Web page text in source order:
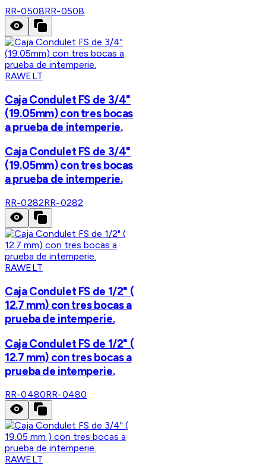
RR-0508RR-0508
RAWELT
Caja Condulet FS de 3/4"
(19.05mm) con tres bocas
a prueba de intemperie.
Caja Condulet FS de 3/4"
(19.05mm) con tres bocas
a prueba de intemperie.
RR-0282RR-0282
RAWELT
Caja Condulet FS de 1/2" (
12.7 mm) con tres bocas a
prueba de intemperie.
Caja Condulet FS de 1/2" (
12.7 mm) con tres bocas a
prueba de intemperie.
RR-0480RR-0480
RAWELT